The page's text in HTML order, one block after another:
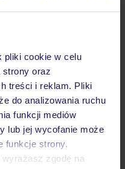
pliki cookie w celu
strony oraz
treści i reklam. Pliki
do analizowania ruchu
funkcji mediów
lub jej wycofanie może
funkcje strony.
zgodę na